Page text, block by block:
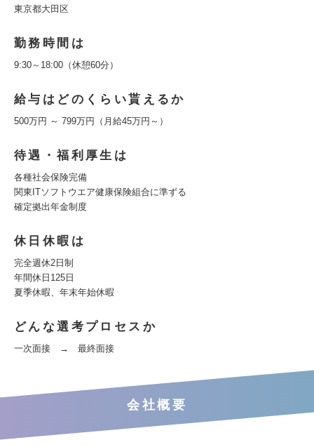
東京都大田区
勤務時間は
9:30～18:00（休憩60分）
給与はどのくらい貰えるか
500万円 ～ 799万円（月給45万円～）
待遇・福利厚生は
各種社会保険完備
関東ITソフトウエア健康保険組合に準ずる
確定拠出年金制度
休日休暇は
完全週休2日制
年間休日125日
夏季休暇、年末年始休暇
どんな選考プロセスか
一次面接 → 最終面接
会社概要